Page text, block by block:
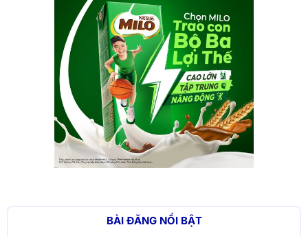
BÀI ĐĂNG NỔI BẬT